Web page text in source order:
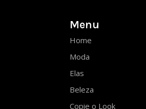
Menu
Home
Moda
Elas
Beleza
Copie o Look